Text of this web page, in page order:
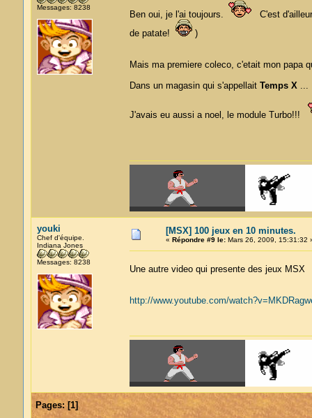
Messages: 8238
Ben oui, je l'ai toujours.
C'est
de patate!
)
Mais ma premiere coleco, c'etait mon papa
Dans un magasin qui s'appellait Temps X...
J'avais eu aussi a noel, le module Turbo!!!
youki
Chef d'équipe.
Indiana Jones
Messages: 8238
[MSX] 100 jeux en 10 minutes.
« Répondre #9 le:Mars 26, 2009, 15:31:32
Une autre video qui presente des jeux MSX
http://www.youtube.com/
Pages:[1]